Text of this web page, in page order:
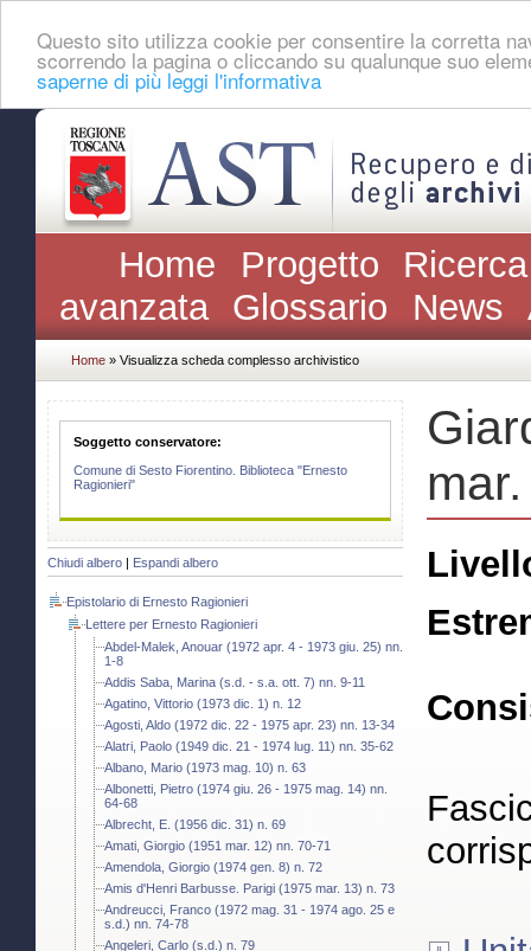
Questo sito utilizza cookie per consentire la corretta
scorrendo la pagina o cliccando su qualunque suo
saperne di più leggi l'informativa
Home Progetto
avanzata Glossario News
Home » Visualizza scheda complesso archivistico
Soggetto conservatore:
Comune di Sesto Fiorentino. Biblioteca "Ernesto
Ragionieri"
Chiudi albero | Espandi albero
Epistolario di Ernesto Ragionieri
Lettere per Ernesto Ragionieri
Abdel-Malek, Anouar (1972 apr. 4 - 1973 giu. 25) nn.
1-8
Addis Saba, Marina (s.d. - s.a. ott. 7) nn. 9-11
Agatino, Vittorio (1973 dic. 1) n. 12
Agosti, Aldo (1972 dic. 22 - 1975 apr. 23) nn. 13-34
Alatri, Paolo (1949 dic. 21 - 1974 lug. 11) nn. 35-62
Albano, Mario (1973 mag. 10) n. 63
Albonetti, Pietro (1974 giu. 26 - 1975 mag. 14) nn.
64-68
Albrecht, E. (1956 dic. 31) n. 69
Amati, Giorgio (1951 mar. 12) nn. 70-71
Amendola, Giorgio (1974 gen. 8) n. 72
Amis d'Henri Barbusse. Parigi (1975 mar. 13) n. 73
Andreucci, Franco (1972 mag. 31 - 1974 ago. 25 e
s.d.) nn. 74-78
Angeleri, Carlo (s.d.) n. 79